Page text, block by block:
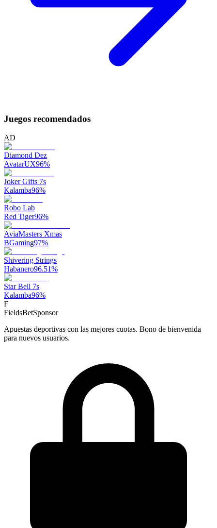
Juegos recomendados
AD
Diamond Dez
AvatarUX96%
Joker Gifts 7s
Kalamba96%
Robo Lab
Red Tiger96%
AviaMasters Xmas
BGaming97%
Shivering Strings
Habanero96.51%
Star Bell 7s
Kalamba96%
F
FieldsBetSponsor
Apuestas deportivas con las mejores cuotas. Bono de bienvenida
para nuevos usuarios.